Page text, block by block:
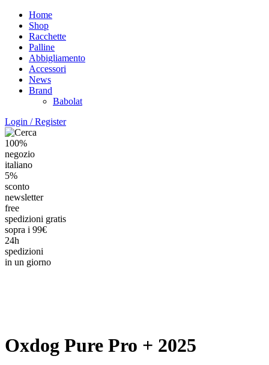
Home
Shop
Racchette
Palline
Abbigliamento
Accessori
News
Brand
Babolat
Login / Register
100%
negozio
italiano
5%
sconto
newsletter
free
spedizioni gratis
sopra i 99€
24h
spedizioni
in un giorno
Oxdog Pure Pro + 2025